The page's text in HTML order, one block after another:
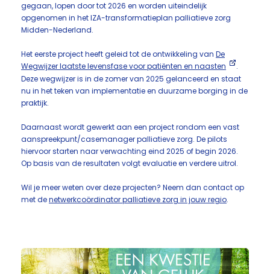
gegaan, lopen door tot 2026 en worden uiteindelijk
opgenomen in het IZA-transformatieplan palliatieve zorg
Midden-Nederland.
Het eerste project heeft geleid tot de ontwikkeling van De
Wegwijzer laatste levensfase voor patiënten en naasten
.
Deze wegwijzer is in de zomer van 2025 gelanceerd en staat
nu in het teken van implementatie en duurzame borging in de
praktijk.
Daarnaast wordt gewerkt aan een project rondom een vast
aanspreekpunt/casemanager palliatieve zorg. De pilots
hiervoor starten naar verwachting eind 2025 of begin 2026.
Op basis van de resultaten volgt evaluatie en verdere uitrol.
Wil je meer weten over deze projecten? Neem dan contact op
met denetwerkcoördinator palliatieve zorg in jouw regio.